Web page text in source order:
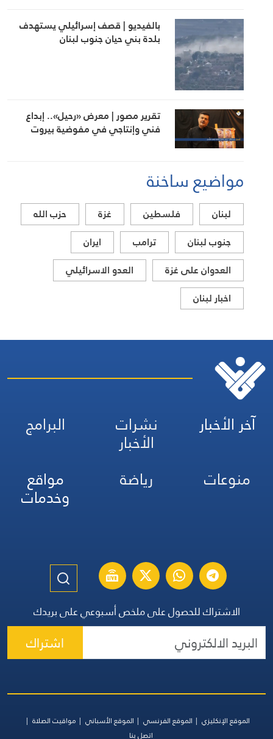
بالفيديو | قصف إسرائيلي يستهدف
بلدة بني حيان جنوب لبنان
تقرير مصور | معرض «رحيل».. إبداع
فني وإنتاجي في مفوضية بيروت
مواضيع ساخنة
لبنان فلسطين غزة
حزب الله
جنوب لبنان
ترامب
ايران
العدوان على غزة
العدو الاسرائيلي
اخبار لبنان
آخر الأخبار نشرات
الأخبار
البرامج
منوعات
رياضة مواقع
وخدمات
الاشتراك للحصول على ملخص أسبوعي على بريدك
اشتراك
الموقع الإنكليزي الموقع الفرنسي الموقع الأسباني
مواقيت الصلاة
اتصل بنا